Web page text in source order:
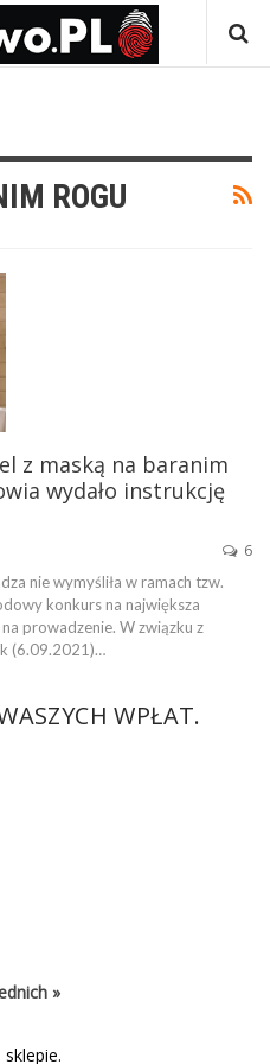
ROGU
z maską na baranim
wydało instrukcję
6
nie wymyśliła w ramach tzw.
konkurs na największa
na prowadzenie. W związku z
(6.09.2021)…
WPŁAT.
»